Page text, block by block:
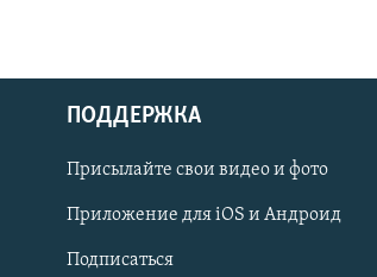
Українською
Qırımtatar
ПРИСОЕДИНЯЙТЕСЬ!
ПОДДЕРЖКА
Присылайте свои видео и фото
Приложение для iOS и Андроид
Подписаться